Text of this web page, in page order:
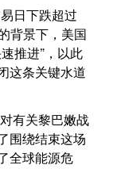
日下跌超过
背景下，美国
推进”，以此
这条关键水道
有关黎巴嫩战
围绕结束这场
全球能源危